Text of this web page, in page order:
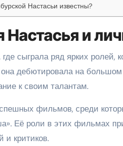
Настасьи известны?
и
сыграла ряд ярких ролей,
дебютировала на
к своим талантам.
фильмов, среди
Её роли в этих фильмах
и критиков.